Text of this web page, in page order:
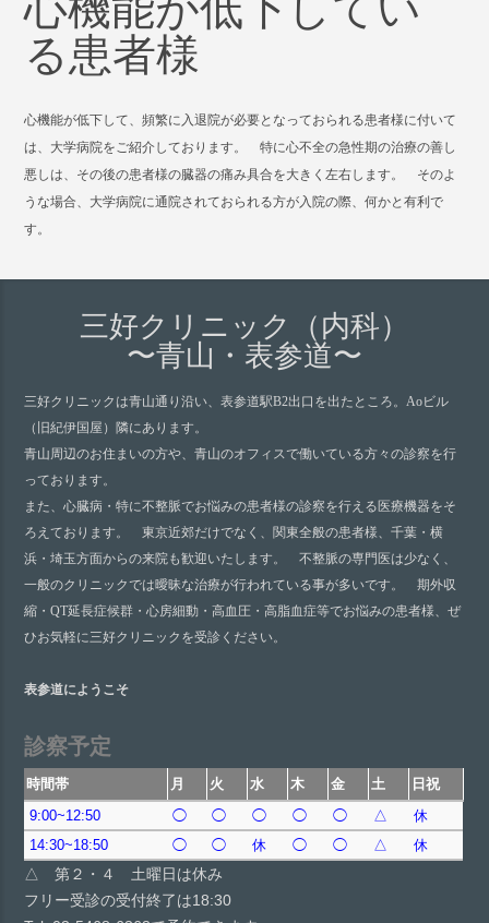
る患者様
心機能が低下して、頻繁に入退院が必要となっておられる患者様に付いて
は、大学病院をご紹介しております。 特に心不全の急性期の治療の善し
悪しは、その後の患者様の臓器の痛み具合を大きく左右します。 そのよ
うな場合、大学病院に通院されておられる方が入院の際、何かと有利で
す。
三好クリニック（内科）
〜青山・表参道〜
三好クリニックは青山通り沿い、表参道駅B2出口を出たところ。Aoビル
（旧紀伊国屋）隣にあります。
青山周辺のお住まいの方や、青山のオフィスで働いている方々の診察を行
っております。
また、心臓病・特に不整脈でお悩みの患者様の診察を行える医療機器をそ
ろえております。 東京近郊だけでなく、関東全般の患者様、千葉・横
浜・埼玉方面からの来院も歓迎いたします。 不整脈の専門医は少なく、
一般のクリニックでは曖昧な治療が行われている事が多いです。 期外収
縮・QT延長症候群・心房細動・高血圧・高脂血症等でお悩みの患者様、ぜ
ひお気軽に三好クリニックを受診ください。
表参道にようこそ
診察予定
時間帯 月 火 水 木 金 土
日祝
9:00~12:50
◯ ◯ ◯ ◯ ◯ △
休
14:30~18:50
◯ ◯ 休 ◯ ◯ △ 休
△ 第２・４ 土曜日は休み
フリー受診の受付終了は18:30